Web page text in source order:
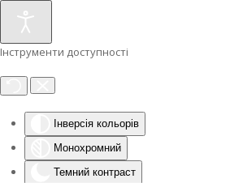
Інструменти доступності
Інверсія кольорів
Монохромний
Темний контраст